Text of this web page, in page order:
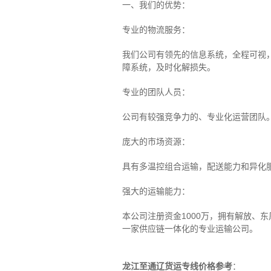
一、我们的优势：
专业的物流服务：
我们公司有领先的信息系统，全程可
障系统，及时化解损失。
专业的团队人员：
公司有较强竞争力的、专业化运营团
庞大的市场资源：
具有多温控组合运输，配送能力和异
强大的运输能力：
本公司注册资金1000万，拥有解放、
一家供应链一体化的专业运输公司。
龙江至通辽货运专线价格参考：